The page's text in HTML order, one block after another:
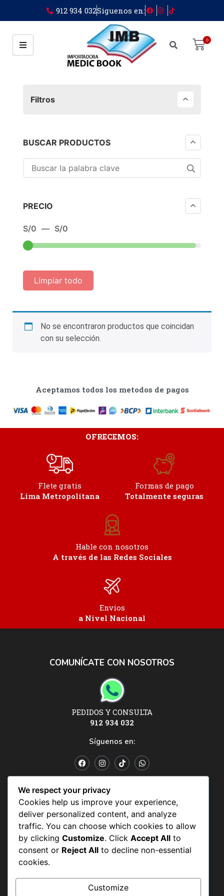
912 934 032Siguenos en:
0
Filtros
BUSCAR PRODUCTOS
PRECIO
S/0 — S/0
Limpiar todo
No se encontraron productos que coincidan
con su selección.
Aceptamos todos los metodos de pagos
OFRECEMOS:
Flete gratis
Lima Metropolitana
Formas de pago
Totalmente seguras
Hable con nosotros
A través de las Redes Sociales
Envios
a Nivel Nacional
COMUNÍCATE CON NOSOTROS
PEDIDOS Y CONSULTA
912 934 032
Síguenos en:
POLÍTICAS Y CONDICIONES
Políticas y condiciones
Política de datos personales
Politicas de uso
We respect your privacy
Cookies help us improve your experience,
deliver personalized content, and analyze
traffic. You can choose which cookies to allow
by clicking Customize. Click Accept All to
consent or Reject All to decline non-essential
cookies.
Customize